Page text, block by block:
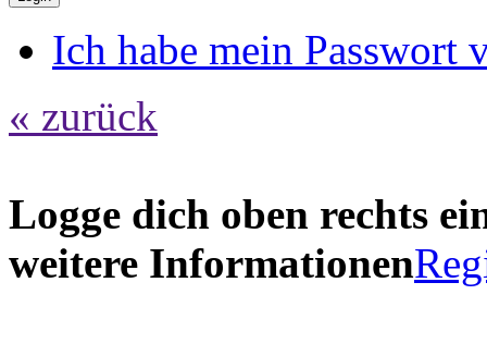
Ich habe mein Passwort
« zurück
Logge dich oben rechts
weitere Informationen